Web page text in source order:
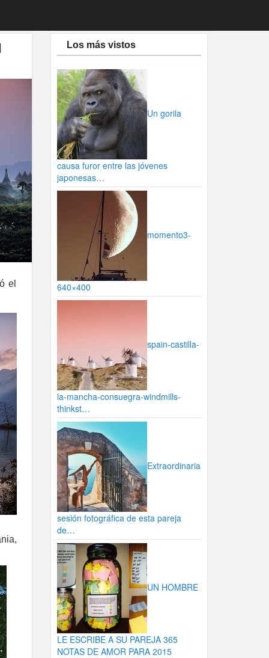
el
Los más vistos
Un gorila
causa furor entre las jóvenes
japonesas…
momento3-
640×400
spain-castilla-
la-mancha-consuegra-windmills-
thinkst…
Extraordinaria
sesión fotográfica de esta pareja
de…
UN HOMBRE
LE ESCRIBE A SU PAREJA 365
NOTAS DE AMOR PARA 2015